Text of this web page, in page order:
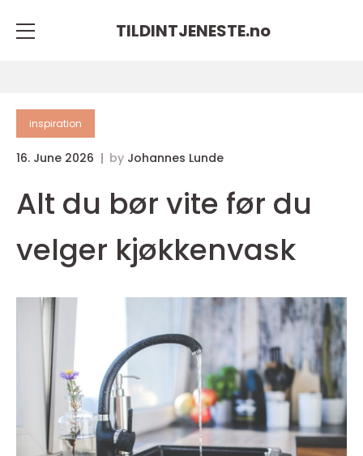
TILDINTJENESTE.no
inspiration
16. June 2026 by Johannes Lunde
Alt du bør vite før du
velger kjøkkenvask